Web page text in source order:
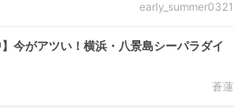
early_summer0321
】今がアツい！横浜・八景島シーパラダイ
蒼蓮